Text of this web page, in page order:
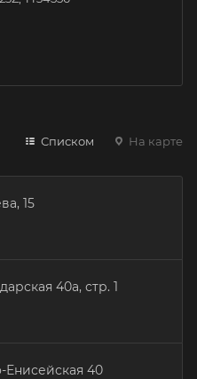
Списком На карте
15
40а, стр. 1
Енисейская 40